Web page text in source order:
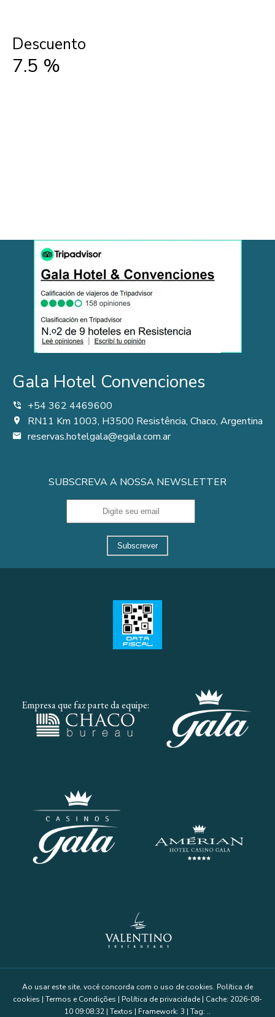
Descuento
7.5 %
Gala Hotel Convenciones
+54 362 4469600
RN11 Km 1003, H3500 Resistência, Chaco, Argentina
reservas.hotelgala@egala.com.ar
SUBSCREVA A NOSSA NEWSLETTER
Subscrever
Empresa que faz parte da equipe:
Ao usar este site, você concorda com o uso de cookies. Política de
cookies | Termos e Condições | Política de privacidade | Cache: 2026-08-
10 09:08:32 | Textos | Framework: 3 | Tag: ..